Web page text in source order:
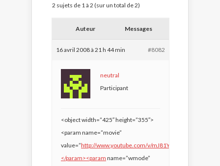
2 sujets de 1 à 2 (sur un total de 2)
Auteur Messages
16 avril 2008 à 21 h 44 min #8082
neutral
Participant
<object width=”425″ height=”355″>
<param name=”movie”
value=”http://www.youtube.com/v/mJ81Y0apsWs&hl=en”>
</param><param name=”wmode”